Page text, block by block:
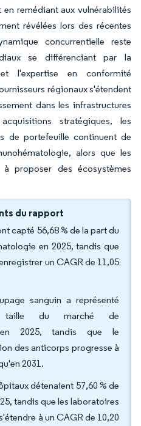
remédiant aux vulnérabilités
révélées lors des récentes
concurrentielle reste
se différenciant par la
l'expertise en conformité
régionaux s'étendent
dans les infrastructures
stratégiques, les
de portefeuille continuent de
alors que les
proposer des écosystèmes
du rapport
capté 56,68 % de la part du
en 2025, tandis que
un CAGR de 11,05
sanguin a représenté
du marché de
en 2025, tandis que le
des anticorps progresse à
2031.
détenaient 57,60 % de
tandis que les laboratoires
à un CAGR de 10,20